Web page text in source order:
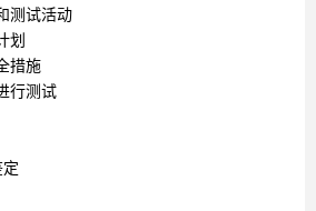
测试活动
划
措施
行测试